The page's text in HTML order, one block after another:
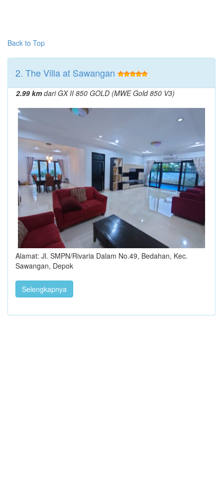
Back to Top
2. The Villa at Sawangan
2.99 kmdari GX II 850 GOLD (MWE Gold 850 V3)
Alamat: Jl. SMPN/Rivaria Dalam No.49, Bedahan, Kec.
Sawangan, Depok
Selengkapnya